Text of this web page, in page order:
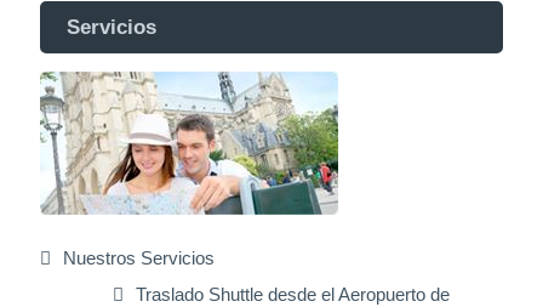
Servicios
Nuestros Servicios
Traslado Shuttle desde el Aeropuerto de